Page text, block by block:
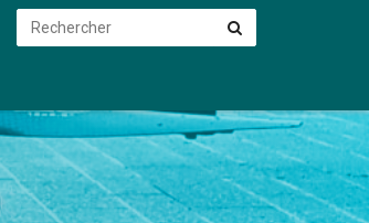
Rechercher Rechercher